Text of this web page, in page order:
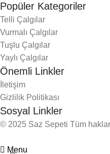
Popüler Kategoriler
Telli Çalgılar
Vurmalı Çalgılar
Tuşlu Çalgılar
Yaylı Çalgılar
Önemli Linkler
İletişim
Gizlilik Politikası
Sosyal Linkler
© 2025 Saz Sepeti Tüm
Menu